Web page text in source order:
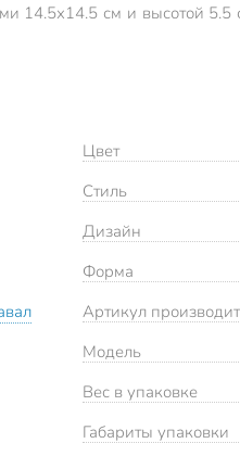
14.5х14.5 см и высотой
Цвет
Стиль
Дизайн
Форма
Артикул
Модель
Вес в упаковке
Габариты упаковки